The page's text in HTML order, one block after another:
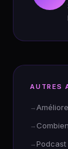
AUTRES